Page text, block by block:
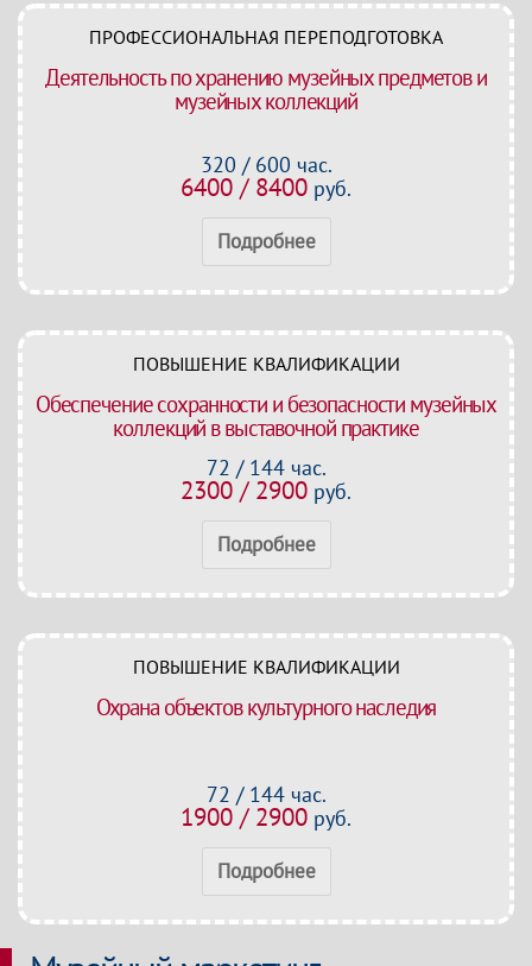
ПРОФЕССИОНАЛЬНАЯ ПЕРЕПОДГОТОВКА
Деятельность по хранению музейных предметов и
музейных коллекций
320 / 600 час.
6400 / 8400 руб.
Подробнее
ПОВЫШЕНИЕ КВАЛИФИКАЦИИ
Обеспечение сохранности и безопасности музейных
коллекций в выставочной практике
72 / 144 час.
2300 / 2900 руб.
Подробнее
ПОВЫШЕНИЕ КВАЛИФИКАЦИИ
Охрана объектов культурного наследия
72 / 144 час.
1900 / 2900 руб.
Подробнее